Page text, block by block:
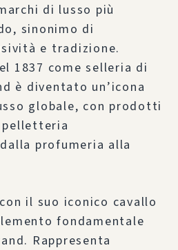
di lusso più
sinonimo di
e tradizione.
1837 come selleria di
è diventato un’icona
globale, con prodotti
pelletteria
profumeria alla
il suo iconico cavallo
fondamentale
Rappresenta